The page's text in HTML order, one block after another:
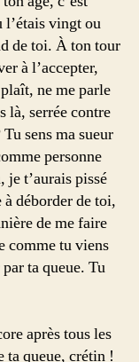
l’étais vingt ou
de toi. À ton tour
à l’accepter,
ne me parle
là, serrée contre
sens ma sueur
personne
je t’aurais pissé
déborder de toi,
de me faire
comme tu viens
ta queue. Tu
après tous les
ta queue, crétin !